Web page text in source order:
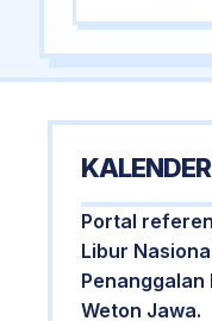
Portal
Libur
Penanggalan
Weton Jawa.